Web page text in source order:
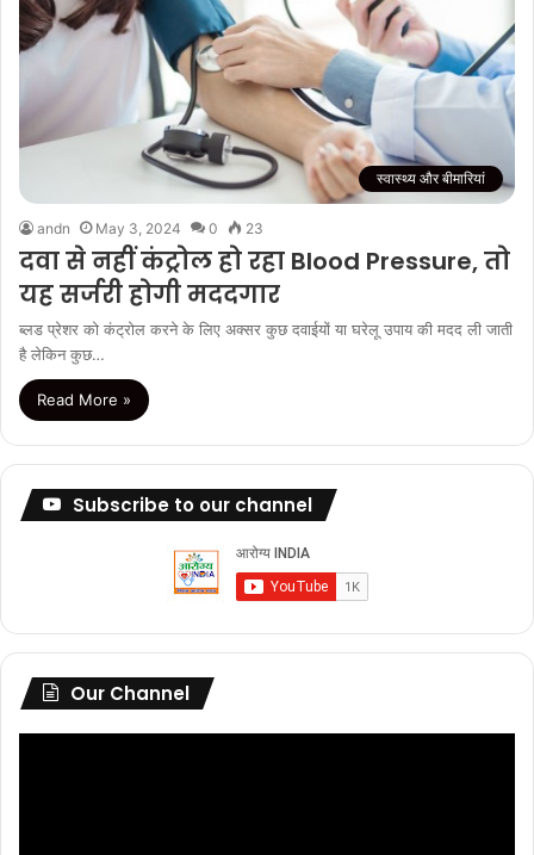
स्वास्थ्य और बीमारियां
andn May 3, 2024 0 23
दवा से नहीं कंट्रोल हो रहा Blood Pressure, तो
यह सर्जरी होगी मददगार
ब्लड प्रेशर को कंट्रोल करने के लिए अक्सर कुछ दवाईयों या घरेलू उपाय की मदद ली जाती
है लेकिन कुछ…
Read More »
Subscribe to our channel
Our Channel